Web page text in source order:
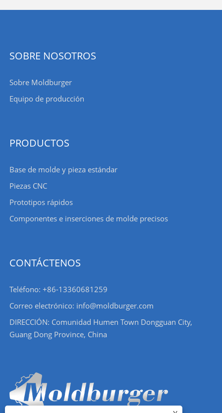
SOBRE NOSOTROS
Sobre Moldburger
Equipo de producción
PRODUCTOS
Base de molde y pieza estándar
Piezas CNC
Prototipos rápidos
Componentes e inserciones de molde precisos
CONTÁCTENOS
Teléfono: +86-13360681259
Correo electrónico: info@moldburger.com
DIRECCIÓN: Comunidad Humen Town Dongguan City,
Guang Dong Province, China